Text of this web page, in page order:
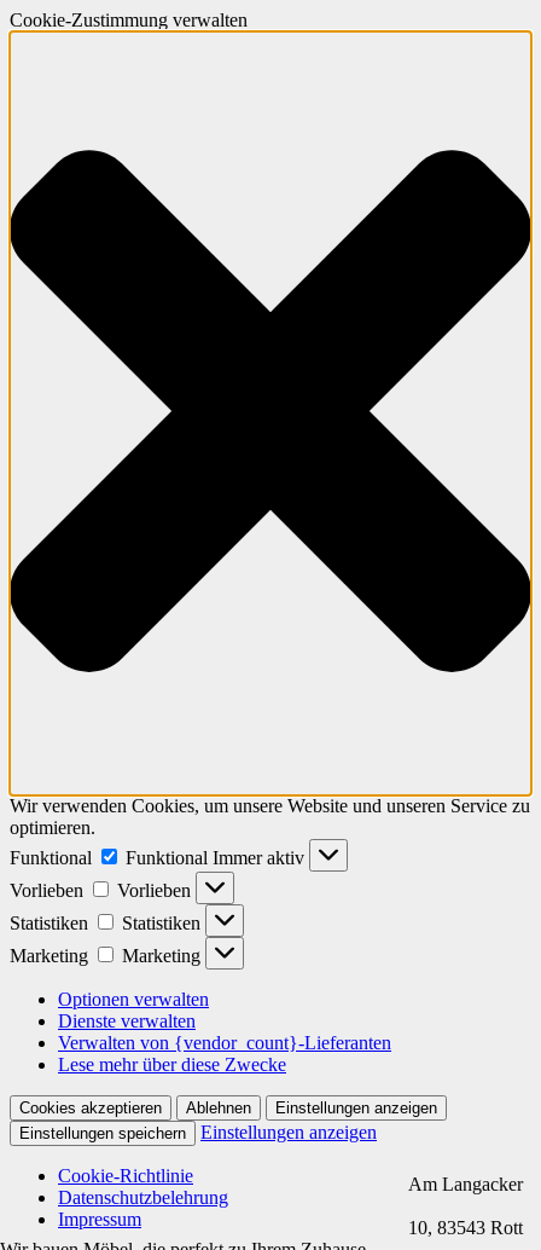
Cookie-Zustimmung verwalten
Wir verwenden Cookies, um unsere Website und unseren Service zu
optimieren.
Funktional
Funktional Immer aktiv
Vorlieben
Vorlieben
Statistiken
Statistiken
Marketing
Marketing
Optionen verwalten
Dienste verwalten
Verwalten von {vendor_count}-Lieferanten
Lese mehr über diese Zwecke
Cookies akzeptieren Ablehnen
Einstellungen anzeigen
Einstellungen speichern
Einstellungen anzeigen
Cookie-Richtlinie
Datenschutzbelehrung
Impressum
Am Langacker
10, 83543 Rott